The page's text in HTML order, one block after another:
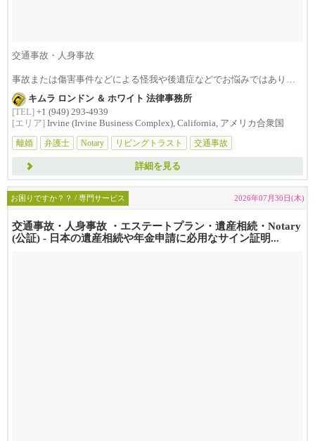
交通事故・人身事故
事故または傷害事件などによる怪我や後遺症などでお悩みではありま
せんか？損害賠償は治療費...
キムラ ロンドン ＆ ホワイト 法律事務所
[TEL] +1 (949) 293-4939
[エリア] Irvine (Irvine Business Complex), California, アメリカ合衆国
離婚
弁護士 Notary リビングトラスト 交通事故
詳細を見る
お困りですか？？ / 専門サービス 2026年07月30日(木)
交通事故・人身事故 ・エステートプラン・遺産相続・Notary
(公証) - 日本の遺産相続や年金申請に必用なサイン証明...